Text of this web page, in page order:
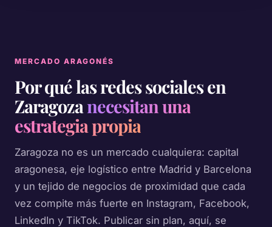
MERCADO ARAGONÉS
Por qué las redes sociales en
Zaragozanecesitan una
estrategia propia
Zaragoza no es un mercado cualquiera: capital
aragonesa, eje logístico entre Madrid y Barcelona
y un tejido de negocios de proximidad que cada
vez compite más fuerte en Instagram, Facebook,
LinkedIn y TikTok. Publicar sin plan, aquí, se